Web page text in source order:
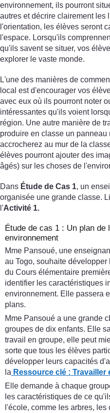
environnement, ils pourront
autres et décrire clairement les
l'orientation, les élèves seront
l'espace. Lorsqu'ils
qu'ils savent se situer, vos
explorer le vaste monde.
L'une des manières de
local est d'encourager vos
avec eux où ils pourront noter
intéressantes qu'ils voient
région. Une autre manière de
produire en classe un
accrocherez au mur de la
élèves pourront ajouter des
âgés) sur les choses de
Dans Étude de Cas 1, un
organisée une grande classe.
l'Activité 1.
Étude de cas 1 : Un plan de
environnement
Mme Pansoué, une
au Togo, souhaite
du Cours élémentaire
identifier les caractéristiques
environnement. Elle passera
plans.
Mme Pansoué a une grande
groupes de dix enfants. Elle
travail en groupe, elle peut
sorte que tous les élèves
développer leurs capacités
la Ressource clé :
Elle demande à chaque
les caractéristiques de ce
l'école, comme les arbres,